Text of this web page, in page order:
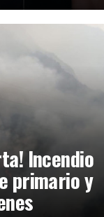
Incendio
primario y